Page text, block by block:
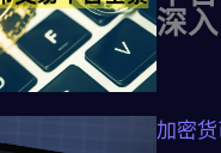
深
加密